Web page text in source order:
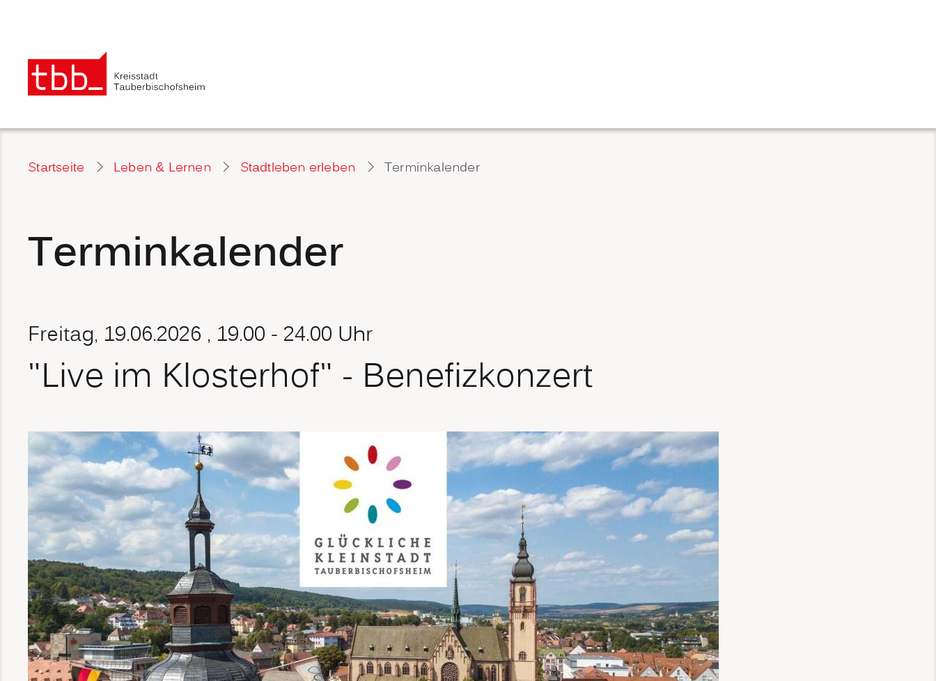
Startseite Leben & Lernen Stadtleben erleben Terminkalender
Terminkalender
Freitag, 19.06.2026 , 19.00 - 24.00 Uhr
"Live im Klosterhof" - Benefizkonzert